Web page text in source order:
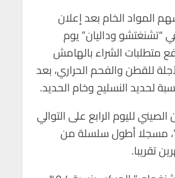
المواد الخام بعد إعلان
“تشنغتشو وداليان” يوم
متطلبات الشراء بالهامش
للقطن والفحم الحراري، بعد
لحديد النسليح وخام الحديد.
لليوم الرابع على التوالي
مسجلا أطول سلسلة من
تقريبا.